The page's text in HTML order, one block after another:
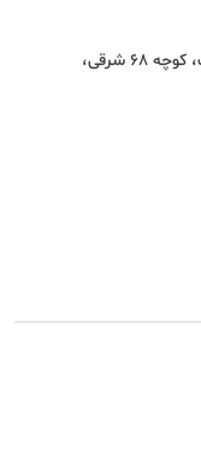
تهران، شیراز جنوبی، پایین‌تر از اتوبان همت، کوچه 68 شرقی،